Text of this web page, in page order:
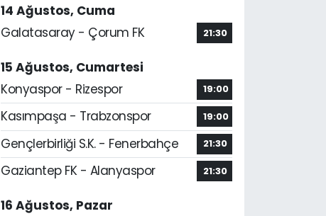
14 Ağustos, Cuma
Galatasaray - Çorum FK
21:30
15 Ağustos, Cumartesi
Konyaspor - Rizespor
19:00
Kasımpaşa - Trabzonspor 19:00
Gençlerbirliği S.K. - Fenerbahçe 21:30
Gaziantep FK - Alanyaspor 21:30
16 Ağustos, Pazar